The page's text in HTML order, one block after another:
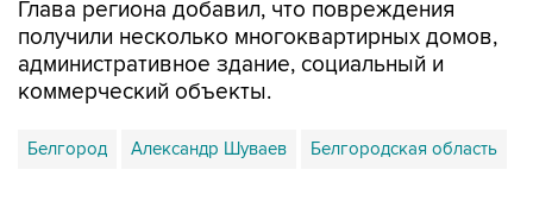
административное здание, социальный и
коммерческий объекты.
Белгород Александр Шуваев